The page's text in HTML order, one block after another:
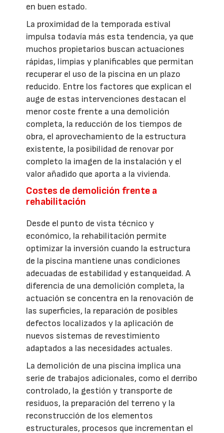
en buen estado.
La proximidad de la temporada estival
impulsa todavía más esta tendencia, ya que
muchos propietarios buscan actuaciones
rápidas, limpias y planificables que permitan
recuperar el uso de la piscina en un plazo
reducido. Entre los factores que explican el
auge de estas intervenciones destacan el
menor coste frente a una demolición
completa, la reducción de los tiempos de
obra, el aprovechamiento de la estructura
existente, la posibilidad de renovar por
completo la imagen de la instalación y el
valor añadido que aporta a la vivienda.
Costes de demolición frente a
rehabilitación
Desde el punto de vista técnico y
económico, la rehabilitación permite
optimizar la inversión cuando la estructura
de la piscina mantiene unas condiciones
adecuadas de estabilidad y estanqueidad. A
diferencia de una demolición completa, la
actuación se concentra en la renovación de
las superficies, la reparación de posibles
defectos localizados y la aplicación de
nuevos sistemas de revestimiento
adaptados a las necesidades actuales.
La demolición de una piscina implica una
serie de trabajos adicionales, como el derribo
controlado, la gestión y transporte de
residuos, la preparación del terreno y la
reconstrucción de los elementos
estructurales, procesos que incrementan el